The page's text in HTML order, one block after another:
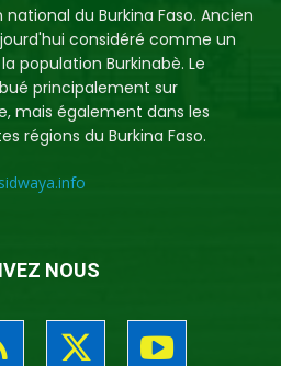
du Burkina Faso. Ancien
considéré comme un
population Burkinabè. Le
principalement sur
mais également dans les
régions du Burkina Faso.
NOUS